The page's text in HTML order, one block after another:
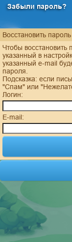
Забыли пароль?
Восстановить пароль
Чтобы восстановить
указанный в
указанный e-mail
пароля.
Подсказка: если
"Спам" или
Логин:
E-mail: